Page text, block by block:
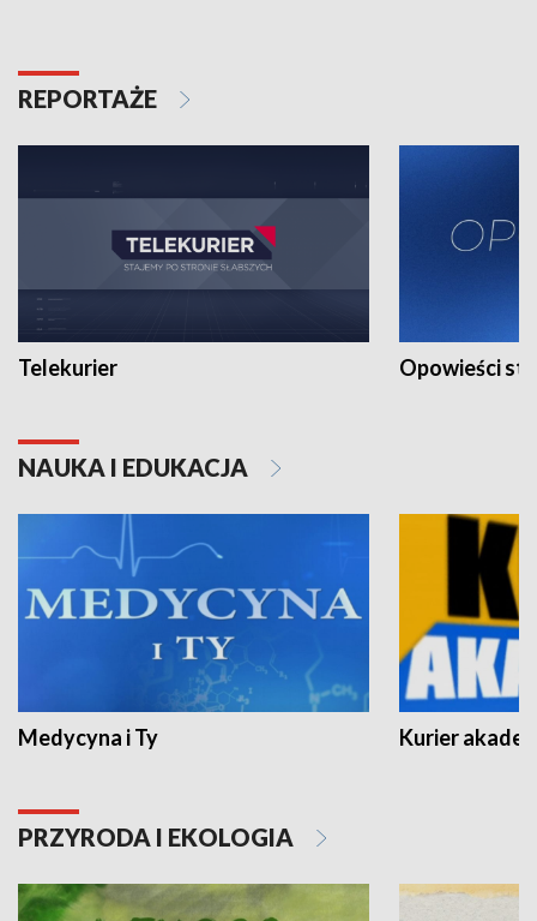
REPORTAŻE
Telekurier Opowieści
NAUKA I EDUKACJA
Medycyna i Ty Kurier
PRZYRODA I EKOLOGIA